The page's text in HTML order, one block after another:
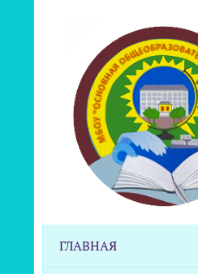
ГЛАВНАЯ